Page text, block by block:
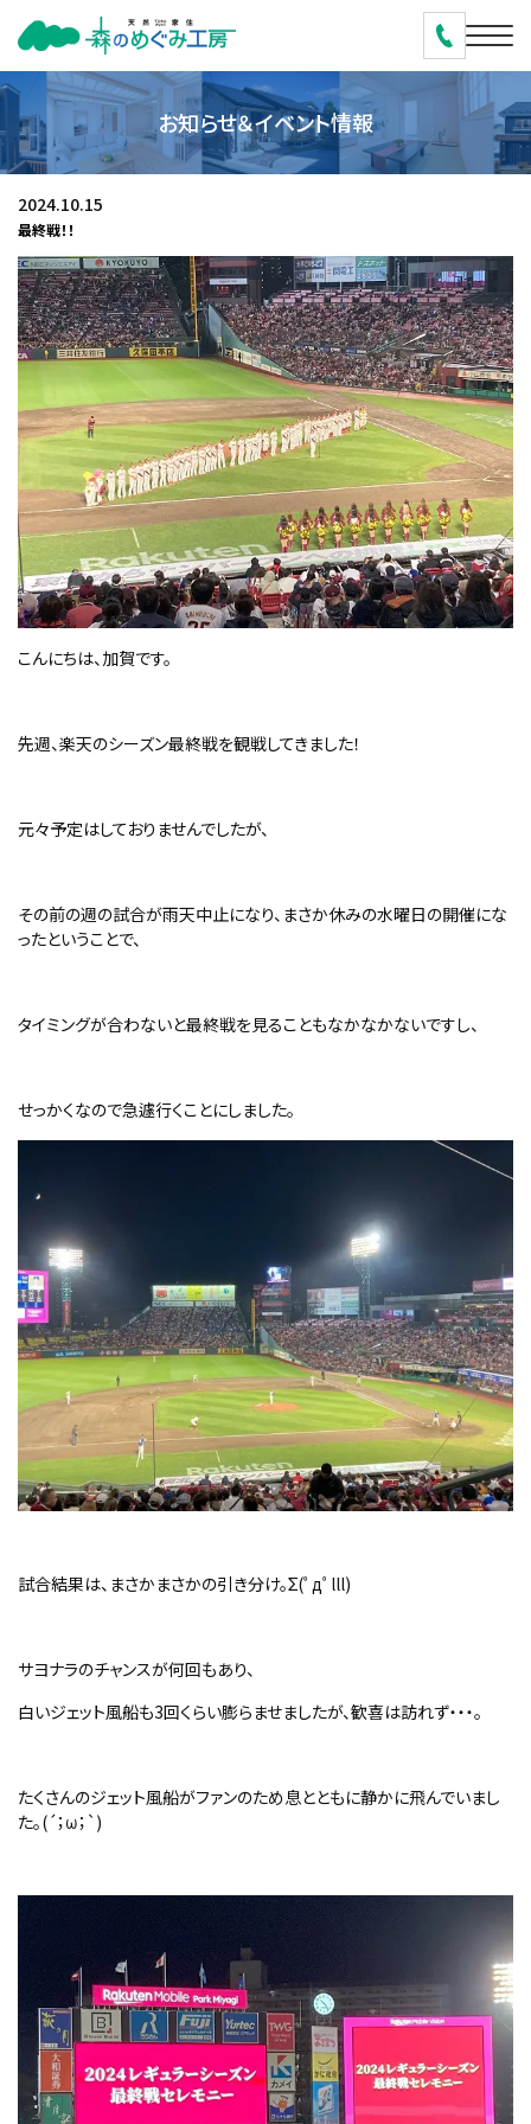
お知らせ＆イベント情報
2024.10.15
最終戦！！
こんにちは、加賀です。
先週、楽天のシーズン最終戦を観戦してきました！
元々予定はしておりませんでしたが、
その前の週の試合が雨天中止になり、まさか休みの水曜日の開催にな
ったということで、
タイミングが合わないと最終戦を見ることもなかなかないですし、
せっかくなので急遽行くことにしました。
試合結果は、まさかまさかの引き分け。Σ(ﾟдﾟlll)
サヨナラのチャンスが何回もあり、
白いジェット風船も3回くらい膨らませましたが、歓喜は訪れず・・・。
たくさんのジェット風船がファンのため息とともに静かに飛んでいまし
た。(´；ω；`)